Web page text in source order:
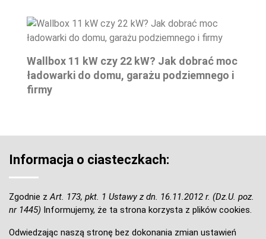
Wallbox 11 kW czy 22 kW? Jak dobrać moc
ładowarki do domu, garażu podziemnego i
firmy
Informacja o ciasteczkach:
Zgodnie z Art. 173, pkt. 1 Ustawy z dn. 16.11.2012 r. (Dz.U. poz.
nr 1445) Informujemy, że ta strona korzysta z plików cookies.
Odwiedzając naszą stronę bez dokonania zmian ustawień